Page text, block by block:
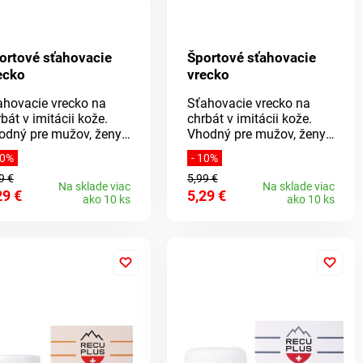
Elastické
na zavesenie a k
zbaleniu
sťahovacie
vrecko na
v imitácii kože.
pre mužov, ženy
Materiál: 100%
€
€
Na sklade viac
ako 10 ks
Športové sťahovacie
vrecko
Sťahovacie vrecko na
chrbát v imitácii kože.
Vhodný pre mužov, ženy
aj deti.
Praktický.Rozmery:
35x40cm. Materiál: 100%
polyuretán.
- 10%
5,99 €
5,29 €
Na sklade viac
ako 10 ks